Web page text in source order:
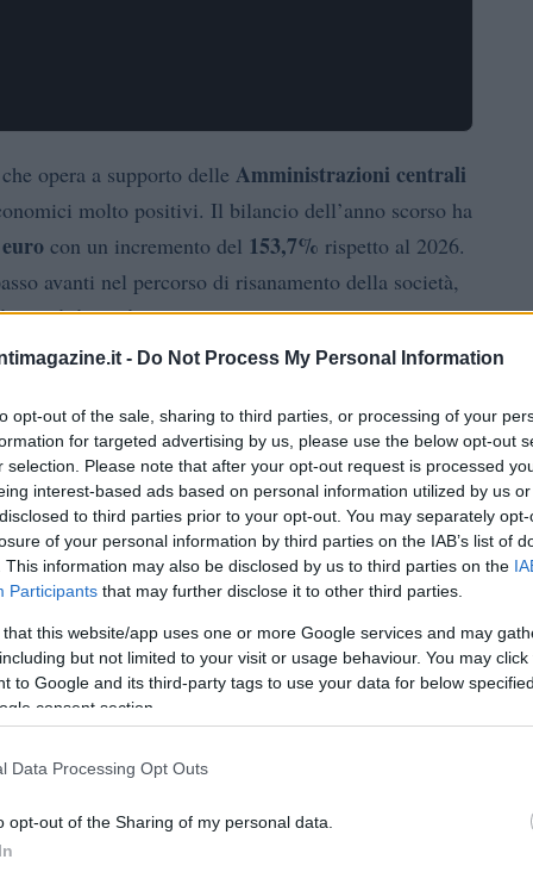
- Do Not Process My Personal Information
opt-out of the sale, sharing to third parties, or processing of your
for targeted advertising by us, please use the below opt-out
selection. Please note that after your opt-out request is processed
interest-based ads based on personal information utilized by us
to third parties prior to your opt-out. You may separately
of your personal information by third parties on the IAB’s list of
This information may also be disclosed by us to third parties on the
Participants that may further disclose it to other third parties.
that this website/app uses one or more Google services and may
but not limited to your visit or usage behaviour. You may
to Google and its third-party tags to use your data for below
consent section.
Data Processing Opt Outs
opt-out of the Sharing of my personal data.
opera a supporto delle Amministrazioni centrali
molto positivi. Il bilancio dell’anno scorso ha
con un incremento del 153,7% rispetto al 2026.
avanti nel percorso di risanamento della società,
amministrazione.
Silvia Paparella presidente
Paparellacome nuova presidente di Sogesid.
nei settori dell’innovazione ambientaledella
sua carriera è caratterizzata da un forte impegno nel
università e mondo della ricerca su temi cruciali
circolare e la resilienza dei territori.
stati confermati ancheMassimiliano PaneroPaola
Errico Stravato, già amministratore delegato, è
il suo contributo al percorso di rilancio avviato nel